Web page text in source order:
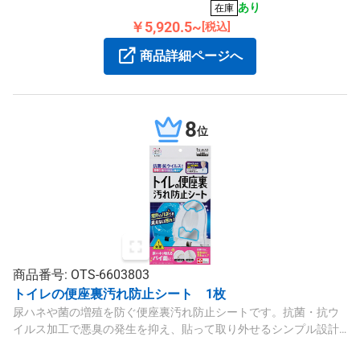
在庫 あり
￥5,920.5~ [税込]
商品詳細ページへ
8位
商品番号: OTS-6603803
トイレの便座裏汚れ防止シート 1枚
尿ハネや菌の増殖を防ぐ便座裏汚れ防止シートです。抗菌・抗ウ
イルス加工で悪臭の発生を抑え、貼って取り外せるシンプル設計